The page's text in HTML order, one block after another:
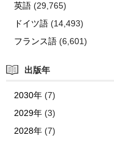
英語(29,765)
ドイツ語(14,493)
フランス語(6,601)
出版年
2030年(7)
2029年(3)
2028年(7)